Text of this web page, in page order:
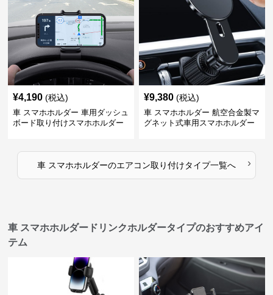
¥4,190 (税込)
車 スマホホルダー 車用ダッシュ
ボード取り付けスマホホルダー
¥9,380 (税込)
車 スマホホルダー 航空合金製マ
グネット式車用スマホホルダー
車 スマホホルダーのエアコン取り付けタイプ一覧へ ›
車 スマホホルダードリンクホルダータイプのおすすめアイ
テム